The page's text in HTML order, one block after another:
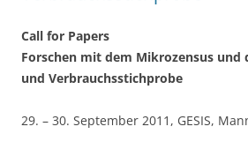
Call for Papers
Forschen mit dem Mikrozensus und
und Verbrauchsstichprobe
29. – 30. September 2011, GESIS,